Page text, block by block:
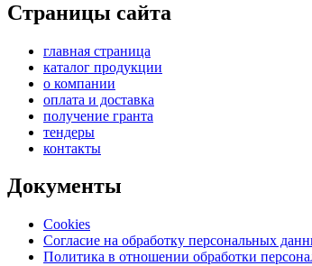
Страницы сайта
главная страница
каталог продукции
о компании
оплата и доставка
получение гранта
тендеры
контакты
Документы
Cookies
Согласие на обработку персональных
Политика в отношении обработки